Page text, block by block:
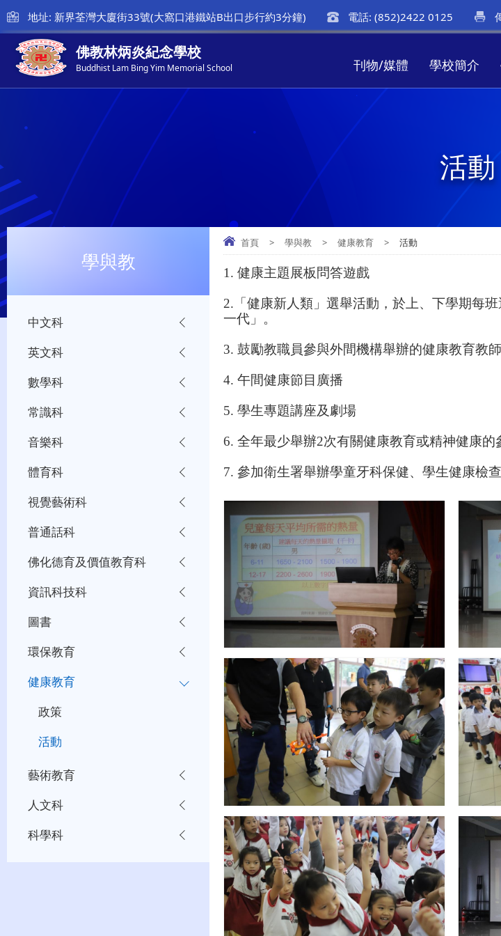
地址: 新界荃灣大廈街33號(大窩口港鐵站B出口步行約3分鐘) 電話: (852)2422 0125
佛教林炳炎紀念學校
Buddhist Lam Bing Yim Memorial School 刊物/媒體 學校簡介
活動
首頁 > 學與教 > 健康教育 > 活動
1. 健康主題展板問答遊戲
2.「健康新人類」選舉活動，於上、下學期每
一代」 。
3. 鼓勵教職員參與外間機構舉辦的健康教育教
4. 午間健康節目廣播
5. 學生專題講座及劇場
6. 全年最少舉辦2次有關健康教育或精神健康的
7. 參加衛生署舉辦學童牙科保健、學生健康檢
學與教
中文科
英文科
數學科
常識科
音樂科
體育科
視覺藝術科
普通話科
佛化德育及價值教育科
資訊科技科
圖書
環保教育
健康教育
政策
活動
藝術教育
人文科
科學科